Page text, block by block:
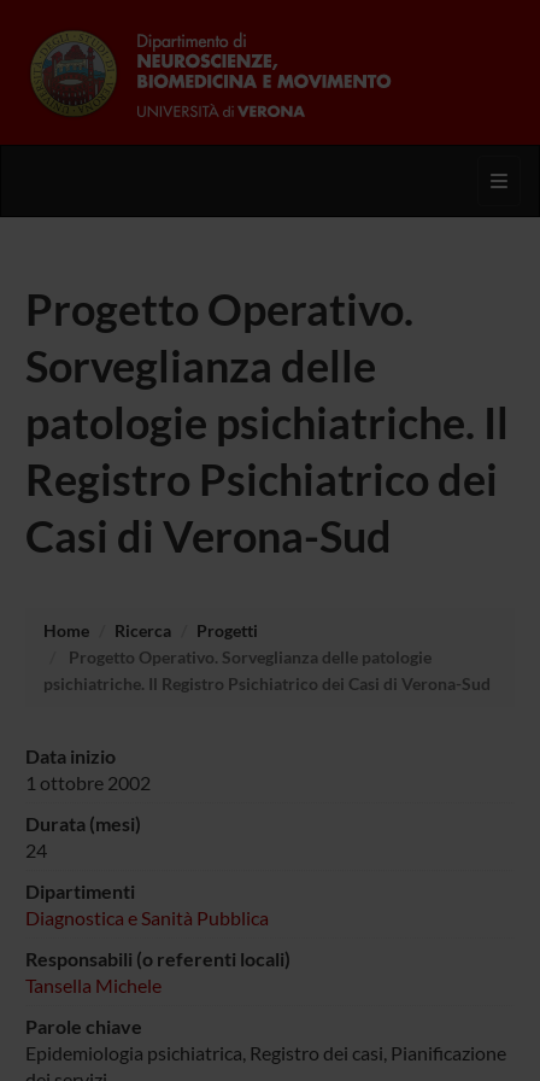
Progetto Operativo.
Sorveglianza delle
patologie psichiatriche. Il
Registro Psichiatrico dei
Casi di Verona-Sud
Home Ricerca
Progetti
Progetto Operativo. Sorveglianza delle patologie
psichiatriche. Il Registro Psichiatrico dei Casi di Verona-Sud
Data inizio
1 ottobre 2002
Durata (mesi)
24
Dipartimenti
Diagnostica e Sanità Pubblica
Responsabili (o referenti locali)
Tansella Michele
Parole chiave
Epidemiologia psichiatrica, Registro dei casi, Pianificazione